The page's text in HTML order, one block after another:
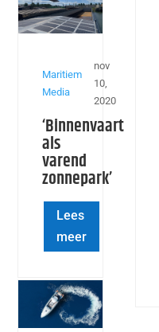
Maritiem
Media
nov
10,
2020
‘Binnenvaart
als
varend
zonnepark’
Lees
meer